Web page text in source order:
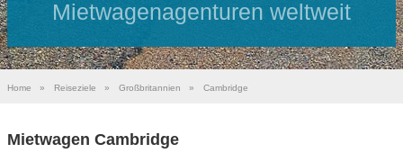
Mietwagenagenturen weltweit
Home » Reiseziele » Großbritannien » Cambridge
Mietwagen Cambridge